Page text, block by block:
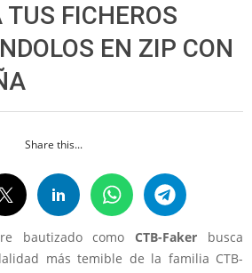
FICHEROS
EN ZIP CON
Share this...
bautizado comoCTB-Faker busca
más temible de la familia CTB-